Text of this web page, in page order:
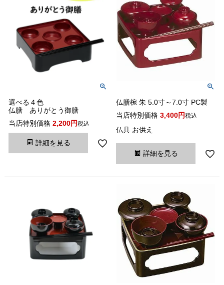
選べる４色
仏膳 ありがとう御膳
当店特別価格 2,200 税込
詳細を見る
仏膳椀 朱 5.0寸～7.0寸 PC製
当店特別価格 3,400 税込
仏具 お供え
詳細を見る